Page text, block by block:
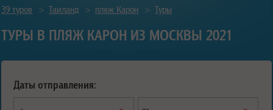
39 туров > Таиланд > пляж Карон > Туры
ТУРЫ В ПЛЯЖ КАРОН ИЗ МОСКВЫ 2021
Даты отправления: